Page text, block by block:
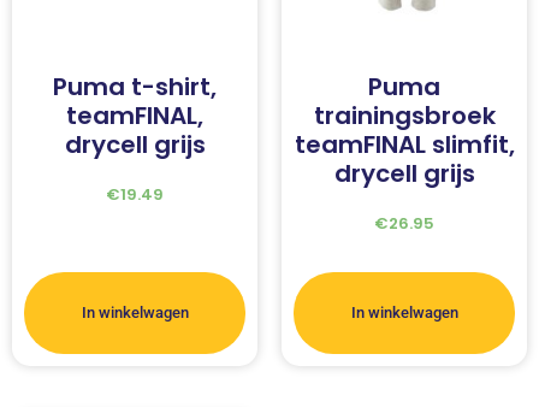
Puma t-shirt,
teamFINAL,
drycell grijs
€19.49
In winkelwagen
Puma
trainingsbroek
teamFINAL slimfit,
drycell grijs
€26.95
In winkelwagen